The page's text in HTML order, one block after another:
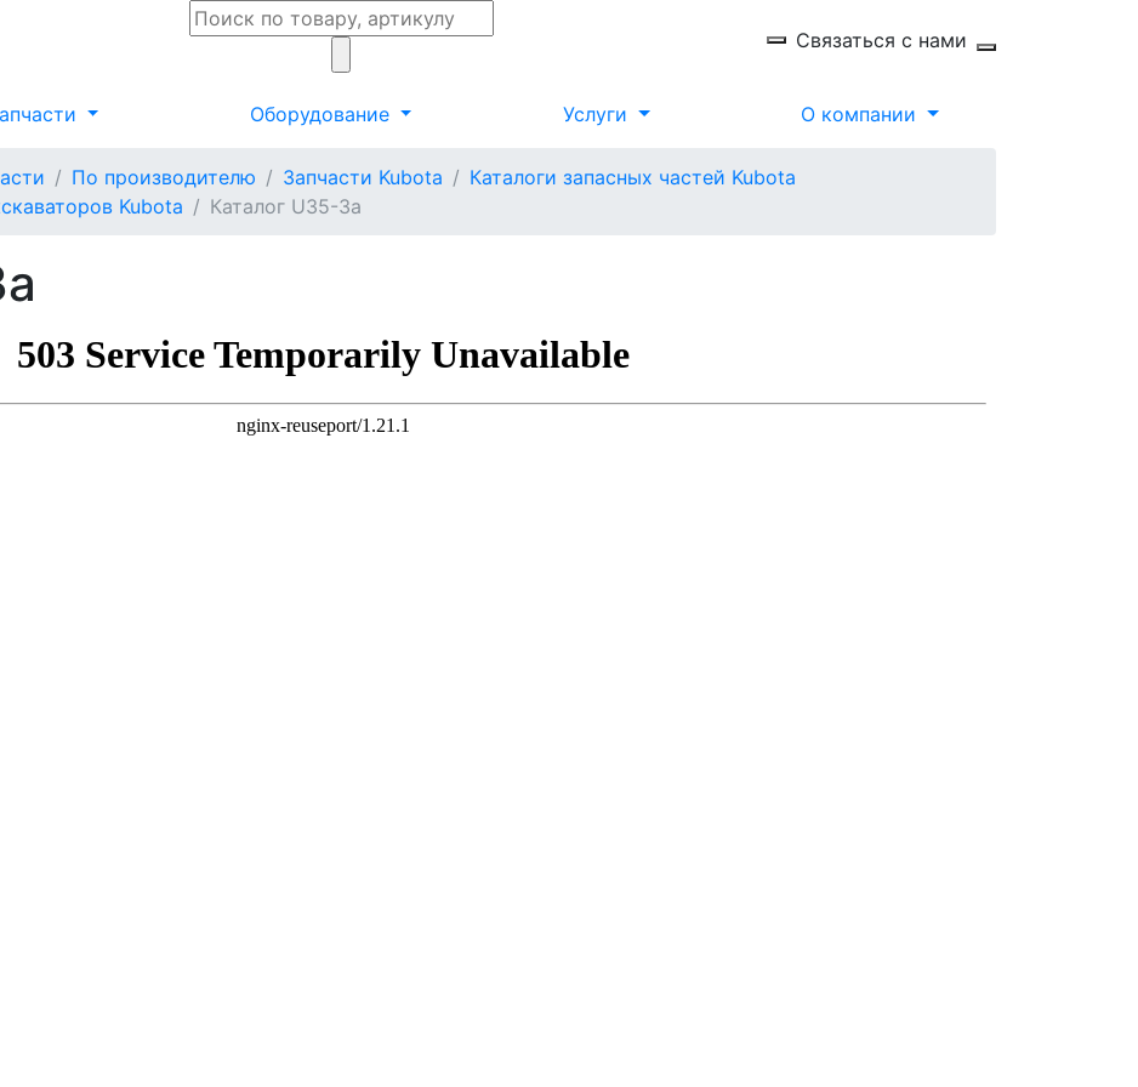
Связаться с нами
Оборудование Услуги О компании
По производителю Запчасти Kubota
Каталоги запасных частей Kubota
Kubota
Каталог U35-3a